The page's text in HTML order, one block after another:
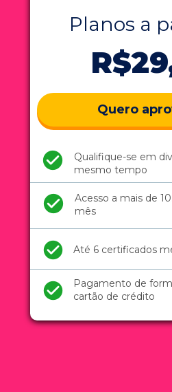
Planos a
Quero
Qualifique-se em
mesmo tempo
Acesso a mais de
mês
Até 6 certificados
Pagamento de
cartão de crédito